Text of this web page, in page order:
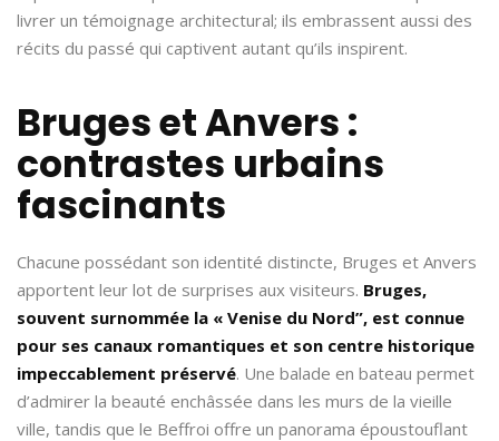
livrer un témoignage architectural; ils embrassent aussi des
récits du passé qui captivent autant qu’ils inspirent.
Bruges et Anvers :
contrastes urbains
fascinants
Chacune possédant son identité distincte, Bruges et Anvers
apportent leur lot de surprises aux visiteurs. Bruges,
souvent surnommée la « Venise du Nord”, est connue
pour ses canaux romantiques et son centre historique
impeccablement préservé. Une balade en bateau permet
d’admirer la beauté enchâssée dans les murs de la vieille
ville, tandis que le Beffroi offre un panorama époustouflant